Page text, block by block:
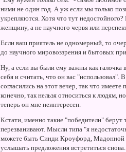
ними не один год. А уж если мы только
укрепляются. Хотя что тут
женщину, а не научного червя или
Если ваш приятель не одномерный, то
до научного мировоззрения и бытовых
Ну, а если вы были ему важны как галочка
себя и считать, что он вас
согласились на этот вечер, так что
конечно, так нельзя относиться к людям,
теперь он мне неинтересен.
Кстати, именно такие "победители" берут
перезванивают. Мысли типа "я
можете быть Синди Кроуфорд, Мадонной
услышать предложения встретиться